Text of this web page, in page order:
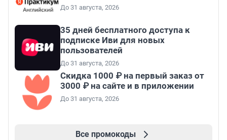
До 31 августа, 2026
35 дней бесплатного доступа к
подписке Иви для новых
пользователей
До 31 августа, 2026
Скидка 1000 ₽ на первый заказ от
3000 ₽ на сайте и в приложении
До 31 августа, 2026
Все промокоды